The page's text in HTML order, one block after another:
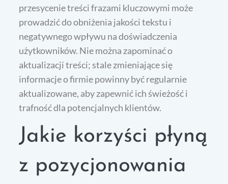
przesycenie treści frazami kluczowymi może
prowadzić do obniżenia jakości tekstu i
negatywnego wpływu na doświadczenia
użytkowników. Nie można zapominać o
aktualizacji treści; stale zmieniające się
informacje o firmie powinny być regularnie
aktualizowane, aby zapewnić ich świeżość i
trafność dla potencjalnych klientów.
Jakie korzyści płyną
z pozycjonowania